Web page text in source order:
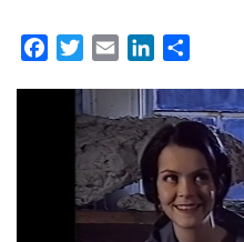
FacebookTwitterEmail LinkedIn